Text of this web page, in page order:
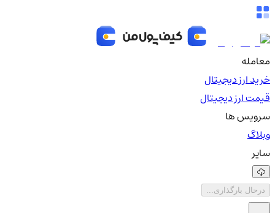
معامله
خرید ارز دیجیتال
قیمت ارز دیجیتال
سرویس ها
وبلاگ
سایر
درحال بارگذاری...